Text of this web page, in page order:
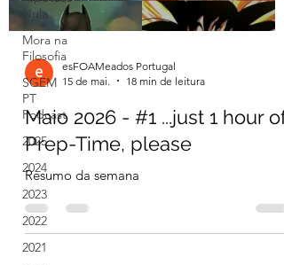
Nula
Mora na
Filosofia
SGEM
PT
Podcast
2025
2024
2023
2022
2021
esFOAMeados Portugal
15 de mai.
18 min de leitura
Maio 2026 - #1 ...just 1 hour of
Prep-Time, please
Resumo da semana